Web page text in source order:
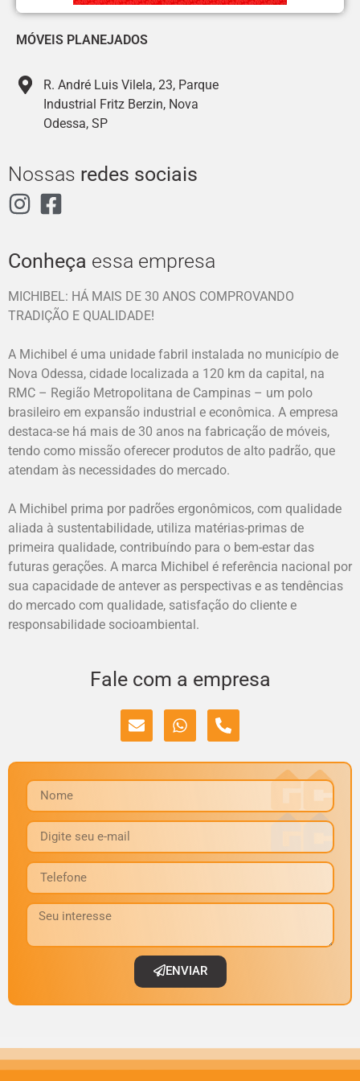
MÓVEIS PLANEJADOS
R. André Luis Vilela, 23, Parque
Industrial Fritz Berzin, Nova
Odessa, SP
Nossas redes sociais
Conheça essa empresa
MICHIBEL: HÁ MAIS DE 30 ANOS COMPROVANDO
TRADIÇÃO E QUALIDADE!
A Michibel é uma unidade fabril instalada no município de
Nova Odessa, cidade localizada a 120 km da capital, na
RMC – Região Metropolitana de Campinas – um polo
brasileiro em expansão industrial e econômica. A empresa
destaca-se há mais de 30 anos na fabricação de móveis,
tendo como missão oferecer produtos de alto padrão, que
atendam às necessidades do mercado.
A Michibel prima por padrões ergonômicos, com qualidade
aliada à sustentabilidade, utiliza matérias-primas de
primeira qualidade, contribuíndo para o bem-estar das
futuras gerações. A marca Michibel é referência nacional por
sua capacidade de antever as perspectivas e as tendências
do mercado com qualidade, satisfação do cliente e
responsabilidade socioambiental.
Fale com a empresa
ENVIAR